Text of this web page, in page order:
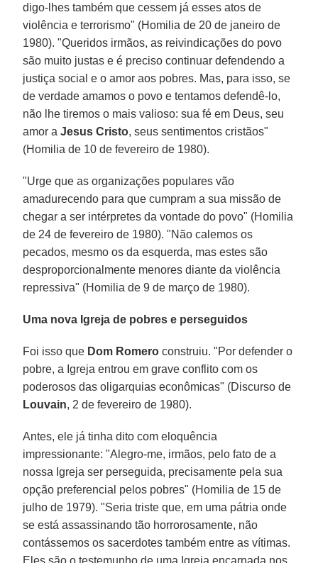
digo-lhes também que cessem já esses atos de
violência e terrorismo" (Homilia de 20 de janeiro de
1980). "Queridos irmãos, as reivindicações do povo
são muito justas e é preciso continuar defendendo a
justiça social e o amor aos pobres. Mas, para isso, se
de verdade amamos o povo e tentamos defendê-lo,
não lhe tiremos o mais valioso: sua fé em Deus, seu
amor aJesus Cristo, seus sentimentos cristãos"
(Homilia de 10 de fevereiro de 1980).
"Urge que as organizações populares vão
amadurecendo para que cumpram a sua missão de
chegar a ser intérpretes da vontade do povo" (Homilia
de 24 de fevereiro de 1980). "Não calemos os
pecados, mesmo os da esquerda, mas estes são
desproporcionalmente menores diante da violência
repressiva" (Homilia de 9 de março de 1980).
Uma nova Igreja de pobres e perseguidos
Foi isso que Dom Romero construiu. "Por defender o
pobre, a Igreja entrou em grave conflito com os
poderosos das oligarquias econômicas" (Discurso de
Louvain, 2 de fevereiro de 1980).
Antes, ele já tinha dito com eloquência
impressionante: "Alegro-me, irmãos, pelo fato de a
nossa Igreja ser perseguida, precisamente pela sua
opção preferencial pelos pobres" (Homilia de 15 de
julho de 1979). "Seria triste que, em uma pátria onde
se está assassinando tão horrorosamente, não
contássemos os sacerdotes também entre as vítimas.
Eles são o testemunho de uma Igreja encarnada nos